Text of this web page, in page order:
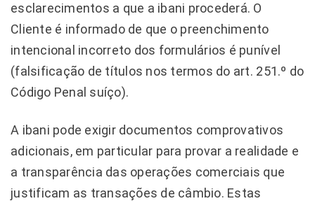
esclarecimentos a que a ibani procederá. O
Cliente é informado de que o preenchimento
intencional incorreto dos formulários é punível
(falsificação de títulos nos termos do art. 251.º do
Código Penal suíço).
A ibani pode exigir documentos comprovativos
adicionais, em particular para provar a realidade e
a transparência das operações comerciais que
justificam as transações de câmbio. Estas